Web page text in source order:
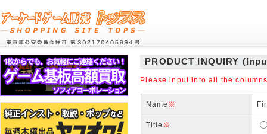
PRODUCT INQUIRY
Please input into all the
Name ※
Title ※